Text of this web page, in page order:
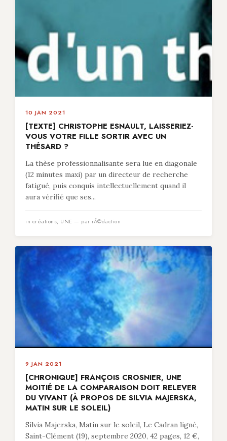
10 JAN 2021
[TEXTE] CHRISTOPHE ESNAULT, LAISSERIEZ-
VOUS VOTRE FILLE SORTIR AVEC UN
THÉSARD ?
La thèse professionnalisante sera lue en diagonale
(12 minutes maxi) par un directeur de recherche
fatigué, puis conquis intellectuellement quand il
aura vérifié que ses...
in créations, UNE — par rÃ©daction
9 JAN 2021
[CHRONIQUE] FRANÇOIS CROSNIER, UNE
MOITIÉ DE LA COMPARAISON DOIT RELEVER
DU VIVANT (À PROPOS DE SILVIA MAJERSKA,
MATIN SUR LE SOLEIL)
Silvia Majerska, Matin sur le soleil, Le Cadran ligné,
Saint-Clément (19), septembre 2020, 42 pages, 12 €,